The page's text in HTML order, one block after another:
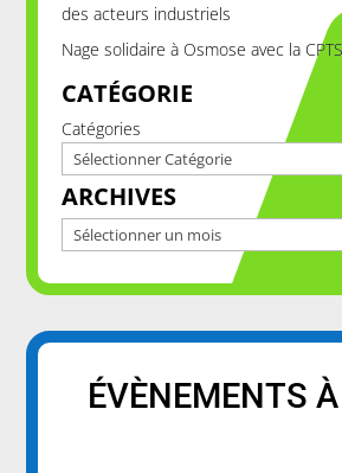
des acteurs industriels
Nage solidaire à Osmose avec la
CATÉGORIE
Catégories
ARCHIVES
Archives
ÉVÈNEMENTS